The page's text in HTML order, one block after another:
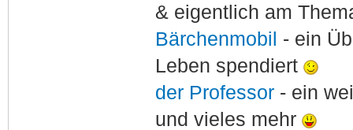
& eigentlich am
Bärchenmobil - ein
Leben spendiert
der Professor - ein
und vieles mehr